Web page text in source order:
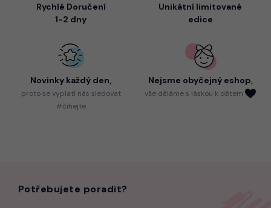
Rychlé Doručení
1-2 dny
Unikátní limitované
edice
Novinky každý den,
protose vyplatí nás sledovat
#číhejte
Nejsme obyčejný eshop,
vše děláme s láskou k dětem
Potřebujete poradit?